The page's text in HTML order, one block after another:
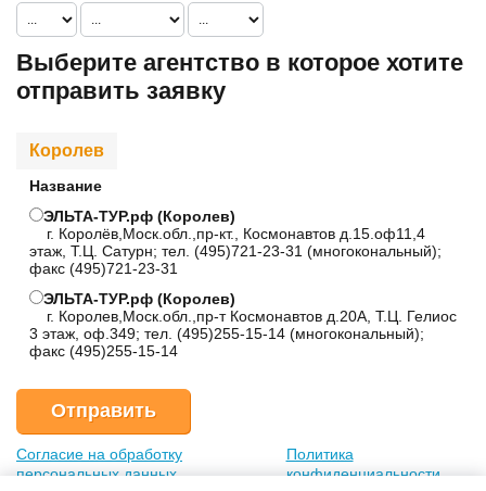
Выберите агентство в которое хотите
отправить заявку
Королев
Название
ЭЛЬТА-ТУР.рф (Королев)
г. Королёв,Моск.обл.,пр-кт., Космонавтов д.15.оф11,4
этаж, Т.Ц. Сатурн; тел. (495)721-23-31 (многокональный);
факс (495)721-23-31
ЭЛЬТА-ТУР.рф (Королев)
г. Королев,Моск.обл.,пр-т Космонавтов д.20А, Т.Ц. Гелиос
3 этаж, оф.349; тел. (495)255-15-14 (многокональный);
факс (495)255-15-14
Согласие на обработку
персональных данных
Политика
конфиденциальности